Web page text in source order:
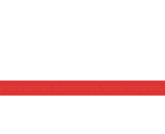
definiciones sobre recursos